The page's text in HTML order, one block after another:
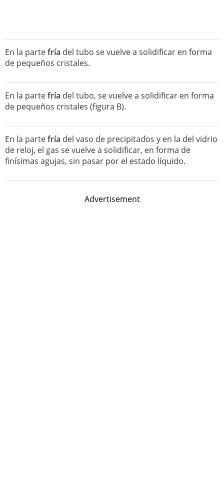
En la partefría del tubo se vuelve a solidificar en forma
de pequeños cristales.
En la partefría del tubo, se vuelve a solidificar en forma
de pequeños cristales (figura B).
En la partefría del vaso de precipitados y en la del vidrio
de reloj, el gas se vuelve a solidificar, en forma de
finísimas agujas, sin pasar por el estado líquido.
Advertisement